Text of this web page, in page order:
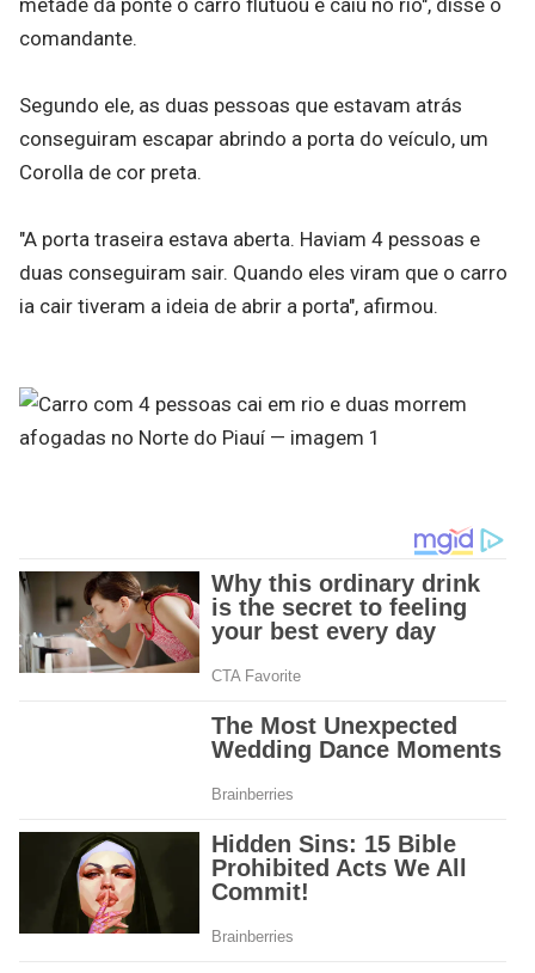
metade da ponte o carro flutuou e caiu no rio", disse o
comandante.
Segundo ele, as duas pessoas que estavam atrás
conseguiram escapar abrindo a porta do veículo, um
Corolla de cor preta.
"A porta traseira estava aberta. Haviam 4 pessoas e
duas conseguiram sair. Quando eles viram que o carro
ia cair tiveram a ideia de abrir a porta", afirmou.